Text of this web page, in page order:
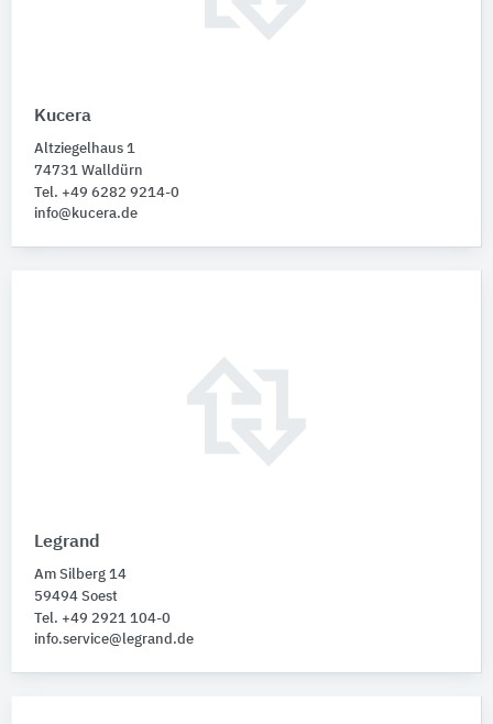
Kucera
Altziegelhaus 1
74731 Walldürn
Tel. +49 6282 9214-0
info@kucera.de
Legrand
Am Silberg 14
59494 Soest
Tel. +49 2921 104-0
info.service@legrand.de